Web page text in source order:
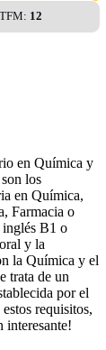
TFM: 12
en Química y
los
en Química,
Farmacia o
inglés B1 o
y la
la Química y el
trata de un
por el
requisitos,
interesante!